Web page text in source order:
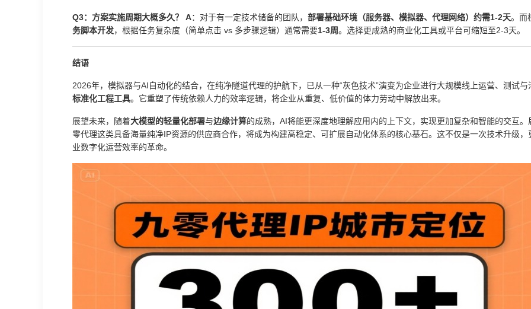
Q3：方案实施周期大概多久？ A：对于有一定技术储备的团队， 部署基础环境（服务器、模拟器、代理网络）约需1-2天。而
务脚本开发，根据任务复杂度（简单点击 vs 多步骤逻辑）通常需要1-3周。选择更成熟的商业化工具或平台可缩短至2-3天。
结语
2026年，模拟器与AI自动化的结合，在纯净隧道代理的护航下，已从一种“灰色技术”演变为企业进行大规模线上运营、测试与
标准化工程工具。它重塑了传统依赖人力的效率逻辑，将企业从重复、低价值的体力劳动中解放出来。
展望未来，随着大模型的轻量化部署与边缘计算的成熟，AI将能更深度地理解应用内的上下文，实现更加复杂和智能的交互。
零代理这类具备海量纯净IP资源的供应商合作，将成为构建高稳定、可扩展自动化体系的核心基石。这不仅是一次技术升级，
业数字化运营效率的革命。